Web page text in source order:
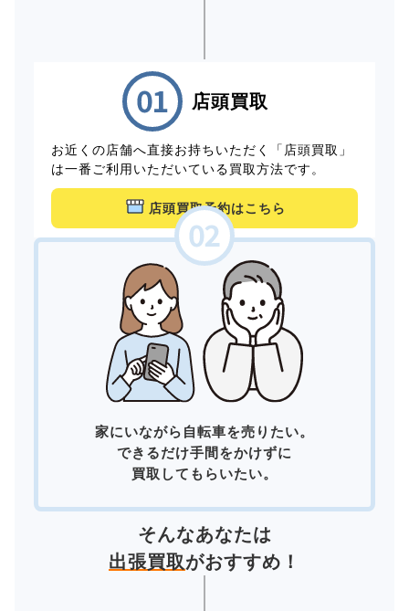
店頭買取
お近くの店舗へ直接お持ちいただく「店頭買取」
は一番ご利用いただいている買取方法です。
店頭買取予約はこちら
家にいながら自転車を売りたい。
できるだけ手間をかけずに
買取してもらいたい。
そんなあなたは
出張買取がおすすめ！